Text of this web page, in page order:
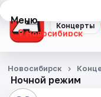
Концерты
Меню
Новосибирск
Концерты
Театр
Ночной режим
Новосибирск